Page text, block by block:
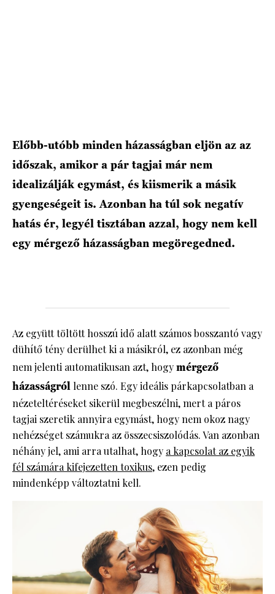
Előbb-utóbb minden házasságban eljön az az
időszak, amikor a pár tagjai már nem
idealizálják egymást, és kiismerik a másik
gyengeségeit is. Azonban ha túl sok negatív
hatás ér, legyél tisztában azzal, hogy nem kell
egy mérgező házasságban megöregedned.
Az együtt töltött hosszú idő alatt számos bosszantó vagy
dühítő tény derülhet ki a másikról, ez azonban még
nem jelenti automatikusan azt, hogymérgező
házasságról lenne szó. Egy ideális párkapcsolatban a
nézeteltéréseket sikerül megbeszélni, mert a páros
tagjai szeretik annyira egymást, hogy nem okoz nagy
nehézséget számukra az összecsiszolódás. Van azonban
néhány jel, ami arra utalhat, hogy a kapcsolat az egyik
fél számára kifejezetten toxikus, ezen pedig
mindenképp változtatni kell.